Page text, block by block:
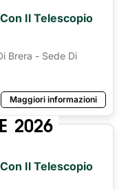
Il Telescopio
Brera - Sede Di
Maggiori informazioni
2026
Il Telescopio